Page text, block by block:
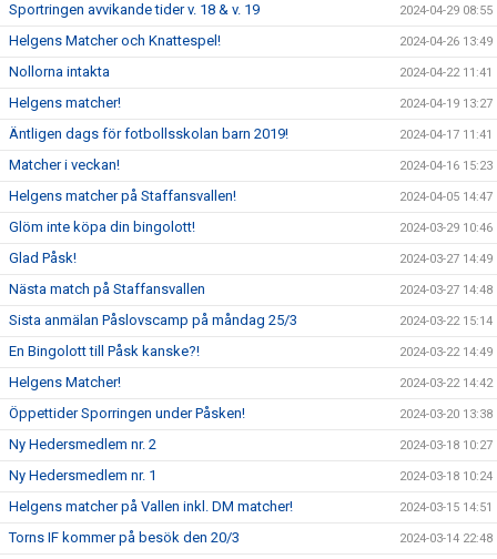
Sportringen avvikande tider v. 18 & v. 19 2024-04-29 08:55
Helgens Matcher och Knattespel! 2024-04-26 13:49
Nollorna intakta 2024-04-22 11:41
Helgens matcher! 2024-04-19 13:27
Äntligen dags för fotbollsskolan barn 2019! 2024-04-17 11:41
Matcher i veckan! 2024-04-16 15:23
Helgens matcher på Staffansvallen! 2024-04-05 14:47
Glöm inte köpa din bingolott! 2024-03-29 10:46
Glad Påsk! 2024-03-27 14:49
Nästa match på Staffansvallen 2024-03-27 14:48
Sista anmälan Påslovscamp på måndag 25/3 2024-03-22 15:14
En Bingolott till Påsk kanske?! 2024-03-22 14:49
Helgens Matcher! 2024-03-22 14:42
Öppettider Sporringen under Påsken! 2024-03-20 13:38
Ny Hedersmedlem nr. 2 2024-03-18 10:27
Ny Hedersmedlem nr. 1 2024-03-18 10:24
Helgens matcher på Vallen inkl. DM matcher! 2024-03-15 14:51
Torns IF kommer på besök den 20/3 2024-03-14 22:48